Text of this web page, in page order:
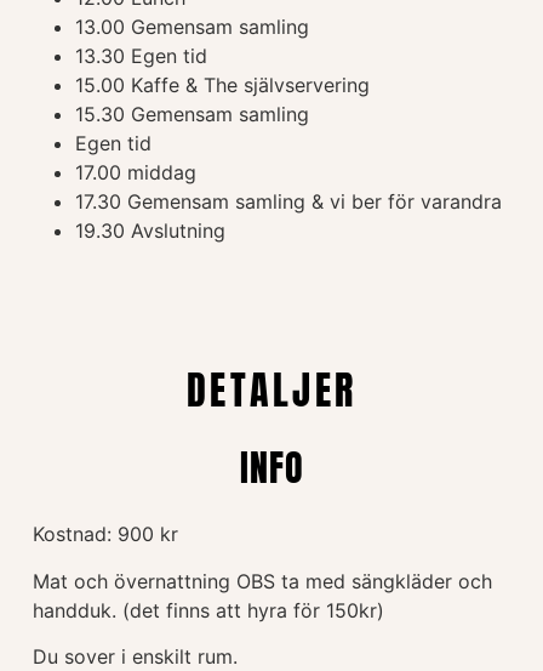
13.00 Gemensam samling
13.30 Egen tid
15.00 Kaffe & The självservering
15.30 Gemensam samling
Egen tid
17.00 middag
17.30 Gemensam samling & vi ber för varandra
19.30 Avslutning
DETALJER
INFO
Kostnad: 900 kr
Mat och övernattning OBS ta med sängkläder och
handduk. (det finns att hyra för 150kr)
Du sover i enskilt rum.